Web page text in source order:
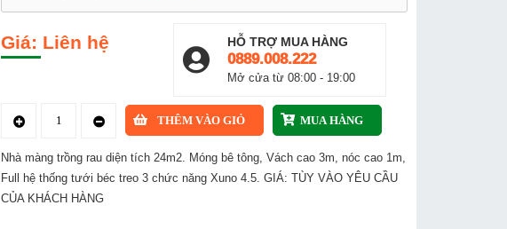
Liên hệ HỖ TRỢ MUA HÀNG
0889.008.222
Mở cửa từ 08:00 - 19:00
Nhà màng trồng rau diện tích 24m2. Móng bê tông, Vách cao 3m, nóc cao 1m,
Full hệ thống tưới béc treo 3 chức năng Xuno 4.5. GIÁ: TÙY VÀO YÊU CẦU
CỦA KHÁCH HÀNG